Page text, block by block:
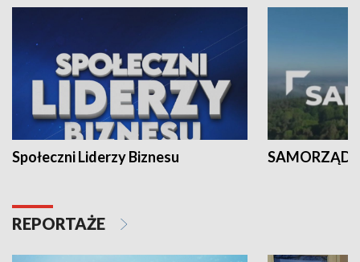
Społeczni Liderzy Biznesu SAMORZĄD
REPORTAŻE